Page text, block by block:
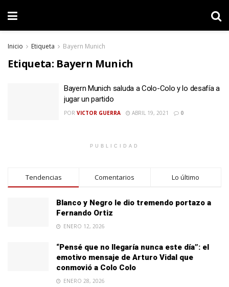
Inicio Etiqueta Bayern Munich
Etiqueta: Bayern Munich
Bayern Munich saluda a Colo-Colo y lo desafía a
jugar un partido
POR VICTOR GUERRA ABRIL 19, 2021 0
PUBLICIDAD
Tendencias Comentarios Lo último
Blanco y Negro le dio tremendo portazo a
Fernando Ortiz
ENERO 12, 2026
“Pensé que no llegaría nunca este día”: el
emotivo mensaje de Arturo Vidal que
conmovió a Colo Colo
ENERO 28, 2026